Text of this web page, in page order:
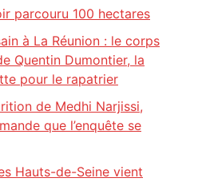
parcouru 100 hectares
à La Réunion : le corps
Quentin Dumontier, la
pour le rapatrier
de Medhi Narjissi,
que l’enquête se
Hauts-de-Seine vient